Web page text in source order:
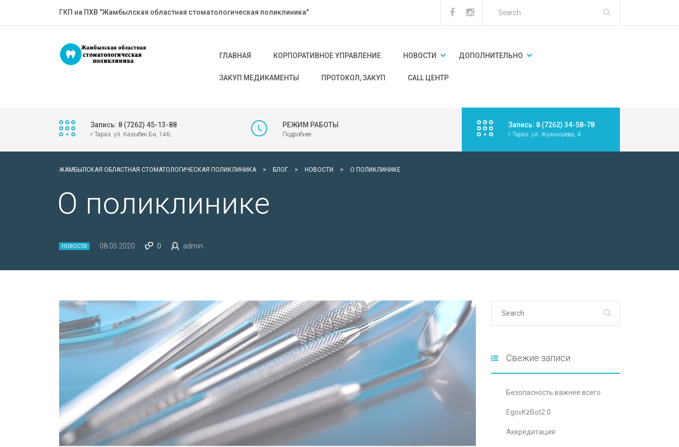
ГКП на ПХВ "Жамбылская областная стоматологическая поликлиника"
ГЛАВНАЯ КОРПОРАТИВНОЕ УПРАВЛЕНИЕ НОВОСТИ ДОПОЛНИТЕЛЬНО
ЗАКУП МЕДИКАМЕНТЫ ПРОТОКОЛ, ЗАКУП CALL ЦЕНТР
Запись: 8 (7262) 45-13-88
г.Тараз. ул. Казыбек Би, 146;
РЕЖИМ РАБОТЫ
Подробнее
Запись: 8 (7262) 34-58-78
г.Тараз. ул. Жуанышева, 4
ЖАМБЫЛСКАЯ ОБЛАСТНАЯ СТОМАТОЛОГИЧЕСКАЯ ПОЛИКЛИНИКА > БЛОГ > НОВОСТИ > О ПОЛИКЛИНИКЕ
О поликлинике
НОВОСТИ 08.05.2020 0 admin
Свежие записи
Безопасность важнее всего
EgovKzBot2.0
Аккредитация